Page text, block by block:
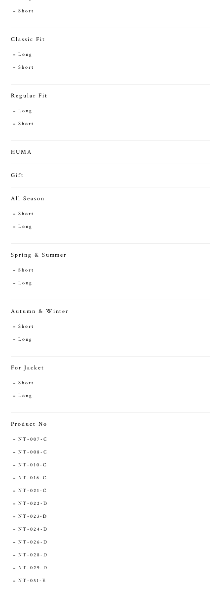
Short
Classic Fit
Long
Short
Regular Fit
Long
Short
HUMA
Gift
All Season
Short
Long
Spring & Summer
Short
Long
Autumn & Winter
Short
Long
For Jacket
Short
Long
Product No
NT-007-C
NT-008-C
NT-010-C
NT-016-C
NT-021-C
NT-022-D
NT-023-D
NT-024-D
NT-026-D
NT-028-D
NT-029-D
NT-031-E